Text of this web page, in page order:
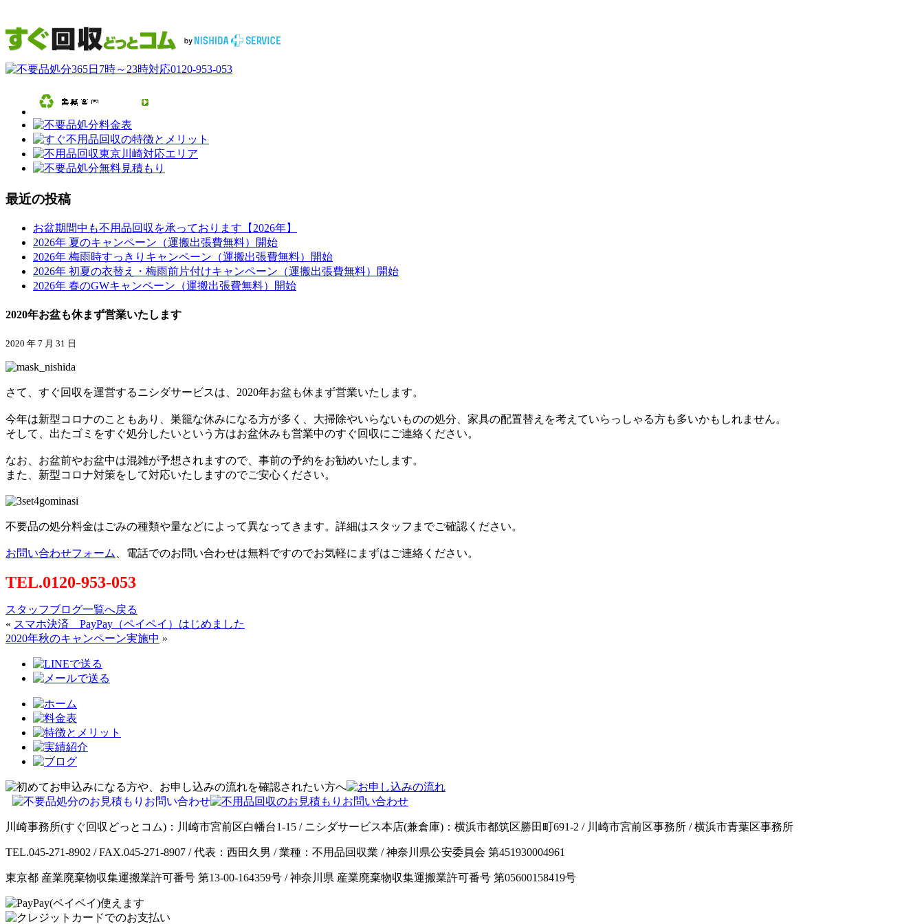
最近の投稿
お盆期間中も不用品回収を承っております【2026年】
2026年 夏のキャンペーン（運搬出張費無料）開始
2026年 梅雨時すっきりキャンペーン（運搬出張費無料）開始
2026年 初夏の衣替え・梅雨前片付けキャンペーン（運搬出張費無料）開始
2026年 春のGWキャンペーン（運搬出張費無料）開始
2020年お盆も休まず営業いたします
2020 年 7 月 31 日
さて、すぐ回収を運営するニシダサービスは、2020年お盆も休まず営業いたします。
今年は新型コロナのこともあり、巣籠な休みになる方が多く、大掃除やいらないものの処分、家具の配置替えを考えていらっしゃる方も多いかもしれません。
そして、出たゴミをすぐ処分したいという方はお盆休みも営業中のすぐ回収にご連絡ください。
なお、お盆前やお盆中は混雑が予想されますので、事前の予約をお勧めいたします。
また、新型コロナ対策をして対応いたしますのでご安心ください。
不要品の処分料金はごみの種類や量などによって異なってきます。詳細はスタッフまでご確認ください。
お問い合わせフォーム 、電話でのお問い合わせは無料ですのでお気軽にまずはご連絡ください。
TEL.0120-953-053
スタッフブログ一覧へ戻る
« スマホ決済 PayPay（ペイペイ）はじめました
2020年秋のキャンペーン実施中 »
川崎事務所(すぐ回収どっとコム)：川崎市宮前区白幡台1-15 / ニシダサービス本店(兼倉庫)：横浜市都筑区勝田町691-2 / 川崎市宮前区事務所 / 横浜市青葉区事務所
TEL.045-271-8902 / FAX.045-271-8907 / 代表：西田久男 / 業種：不用品回収業 / 神奈川県公安委員会 第451930004961
東京都 産業廃棄物収集運搬業許可番号 第13-00-164359号 / 神奈川県 産業廃棄物収集運搬業許可番号 第05600158419号